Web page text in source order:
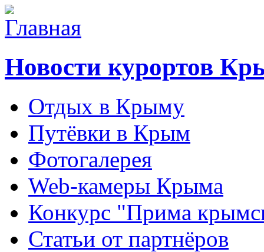
Новости курортов
Отдых в Крыму
Путёвки в Крым
Фотогалерея
Web-камеры Крыма
Конкурс "Прима
Статьи от партнёров